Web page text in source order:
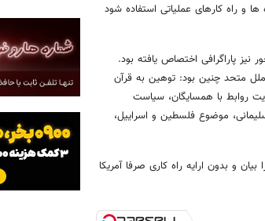
و راه کارهای عملیاتی استفاده شود
و برای هر محور نیز پاراگرافی اختصاص یافته بود.
متحد چنین بود: توهین به قرآن
روابط با همسایگان، سیاست
موضوع فلسطین و اسراییل،
درباره برجام، کلیاتی را بیان و بدون ارایه راه کاری صرفا آمریکا